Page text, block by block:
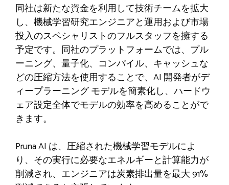
同社は新たな資金を利用して技術チームを拡大
し、機械学習研究エンジニアと運用および市場
投入のスペシャリストのフルスタッフを擁する
予定です。同社のプラットフォームでは、プル
ーニング、量子化、コンパイル、キャッシュな
どの圧縮方法を使用することで、AI 開発者がデ
ィープラーニング モデルを簡素化し、ハードウ
ェア設定全体でモデルの効率を高めることがで
きます。
Pruna AI は、圧縮された機械学習モデルによ
り、その実行に必要なエネルギーと計算能力が
削減され、エンジニアは炭素排出量を最大 91%